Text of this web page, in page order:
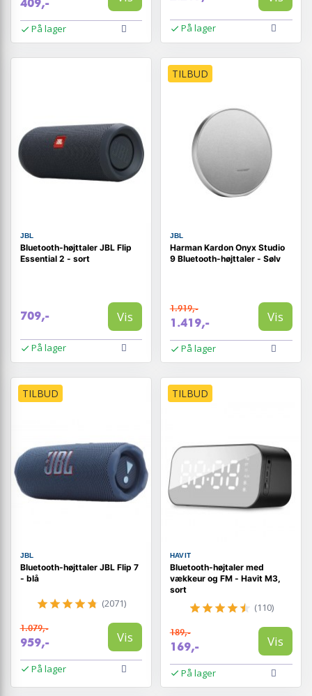
409,-
På lager På lager
JBL
Bluetooth-højttaler JBL Flip
Essential 2 - sort
709,- Vis
På lager
TILBUD
JBL
Harman Kardon Onyx Studio
9 Bluetooth-højttaler - Sølv
1.919,-
1.419,- Vis
På lager
TILBUD
JBL
Bluetooth-højttaler JBL Flip 7
- blå
(2071)
1.079,-
959,- Vis
På lager
TILBUD
HAVIT
Bluetooth-højtaler med
vækkeur og FM - Havit M3,
sort
(110)
189,-
169,- Vis
På lager